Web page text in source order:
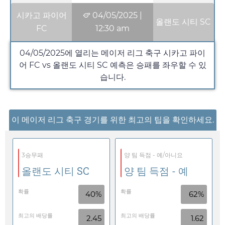
시카고 파이어
FC
04/05/2025|
12:30 am
올랜도 시티 SC
04/05/2025에 열리는 메이저 리그 축구 시카고 파이
어 FC vs 올랜도 시티 SC 예측은 승패를 좌우할 수 있
습니다.
이 메이저 리그 축구 경기를 위한 최고의 팁을 확인하세요.
3승무패
올랜도 시티 SC
확률 40%
최고의 배당률 2.45
양 팀 득점 - 예/아니요
양 팀 득점 - 예
확률 62%
최고의 배당률 1.62